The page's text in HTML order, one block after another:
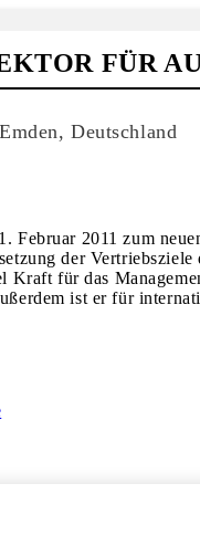
FÜR
Deutschland
Februar 2011 zum
der
Kraft für das
ist er für